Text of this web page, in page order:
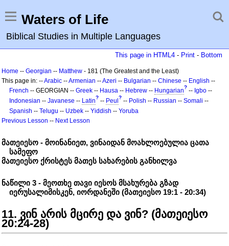
Waters of Life
Biblical Studies in Multiple Languages
This page in HTML4 - Print - Bottom
Home -- Georgian -- Matthew - 181 (The Greatest and the Least)
This page in: --Arabic --Armenian --Azeri -- Bulgarian -- Chinese -- English --
French -- GEORGIAN -- Greek -- Hausa -- Hebrew -- Hungarian? -- Igbo --
Indonesian -- Javanese -- Latin? -- Peul ? -- Polish -- Russian -- Somali --
Spanish -- Telugu -- Uzbek -- Yiddish -- Yoruba
Previous Lesson -- Next Lesson
მათეიესო - მოინანიეთ, ვინაიდან მოახლოებულია ცათა
სამეფო
მათეიესო ქრისტეს მათეს სახარების განხილვა
ნაწილი 3 - მეოთხე თავი იესოს მსახურება გზად
იერუსალიმისკენ, იორდანეში (მათეიესო 19:1 - 20:34)
11. ვინ არის მცირე და ვინ? (მათეიესო
20:24-28)